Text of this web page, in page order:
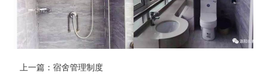
上一篇：宿舍管理制度